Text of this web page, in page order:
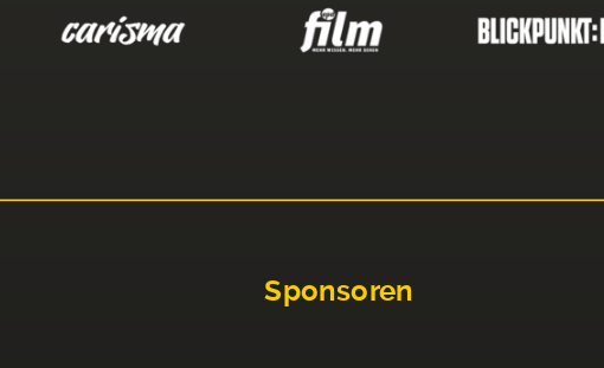
Sponsoren